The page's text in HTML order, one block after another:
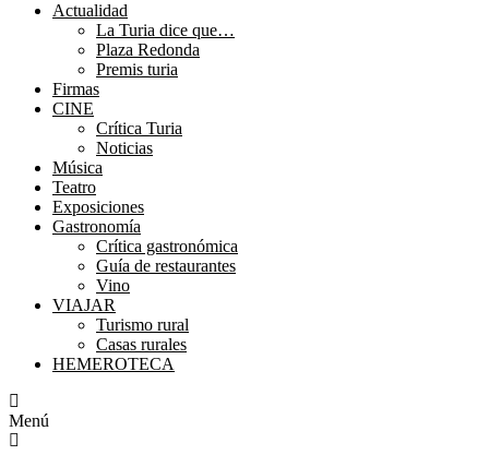
Actualidad
La Turia dice que…
Plaza Redonda
Premis turia
Firmas
CINE
Crítica Turia
Noticias
Música
Teatro
Exposiciones
Gastronomía
Crítica gastronómica
Guía de restaurantes
Vino
VIAJAR
Turismo rural
Casas rurales
HEMEROTECA
Menú